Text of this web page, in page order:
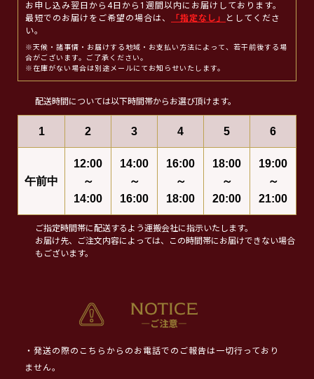
お申し込み翌日から4日から1週間以内にお届けしております。
最短でのお届けをご希望の場合は、
「指定なし」
としてくださ
い。
※天候・諸事情・お届けする地域・お支払い方法によって、若干前後する場
合がございます。ご了承ください。
※在庫がない場合は別途メールにてお知らせいたします。
配送時間については以下時間帯からお選び頂けます。
1 2 3 4 5 6
午前中
12:00
～
14:00
14:00
～
16:00
16:00
～
18:00
18:00
～
20:00
19:00
～
21:00
ご指定時間帯に配送するよう運搬会社に指示いたします。
お届け先、ご注文内容によっては、この時間帯にお届けできない場合
もございます。
・発送の際のこちらからのお電話でのご報告は一切行っており
ません。